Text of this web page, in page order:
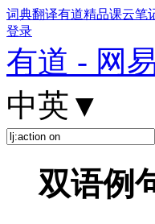
词典翻译有道精品课云笔
登录
有道 - 网
中英 ▼
双语例